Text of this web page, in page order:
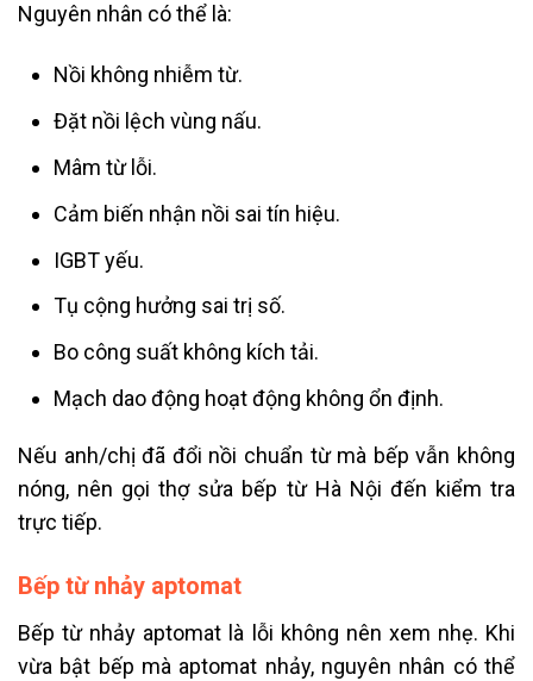
Nguyên nhân có thể là:
Nồi không nhiễm từ.
Đặt nồi lệch vùng nấu.
Mâm từ lỗi.
Cảm biến nhận nồi sai tín hiệu.
IGBT yếu.
Tụ cộng hưởng sai trị số.
Bo công suất không kích tải.
Mạch dao động hoạt động không ổn định.
Nếu anh/chị đã đổi nồi chuẩn từ mà bếp vẫn không
nóng, nên gọi thợ sửa bếp từ Hà Nội đến kiểm tra
trực tiếp.
Bếp từ nhảy aptomat
Bếp từ nhảy aptomat là lỗi không nên xem nhẹ. Khi
vừa bật bếp mà aptomat nhảy, nguyên nhân có thể